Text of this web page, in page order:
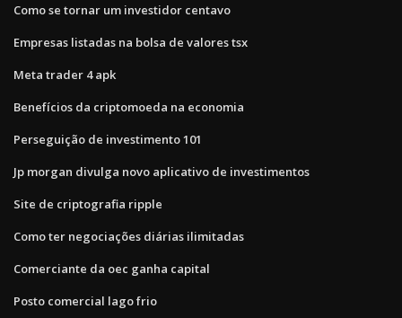
Como se tornar um investidor centavo
Empresas listadas na bolsa de valores tsx
Meta trader 4 apk
Benefícios da criptomoeda na economia
Perseguição de investimento 101
Jp morgan divulga novo aplicativo de investimentos
Site de criptografia ripple
Como ter negociações diárias ilimitadas
Comerciante da oec ganha capital
Posto comercial lago frio